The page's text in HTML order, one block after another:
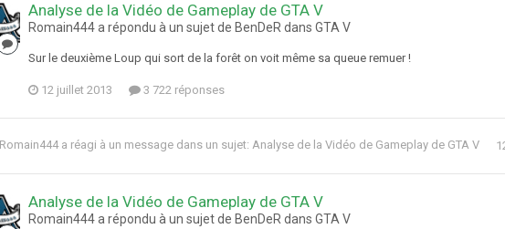
Analyse de la Vidéo de Gameplay de GTA V
Romain444 a répondu à un sujet de BenDeR dans GTA V
Sur le deuxième Loup qui sort de la forêt on voit même sa queue remuer !
12 juillet 2013 3 722 réponses
Romain444a réagi à un message dans un sujet: Analyse de la Vidéo de Gameplay de GTA V
Analyse de la Vidéo de Gameplay de GTA V
Romain444 a répondu à un sujet de BenDeR dans GTA V